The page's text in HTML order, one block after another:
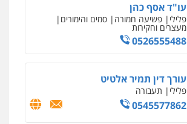
עו"ד אסף כהן
פלילי פשיעה חמורה סמים והימורים
מעצרים וחקירות
0526555488
עורך דין תמיר אלטיט
פלילי תעבורה
0545577862